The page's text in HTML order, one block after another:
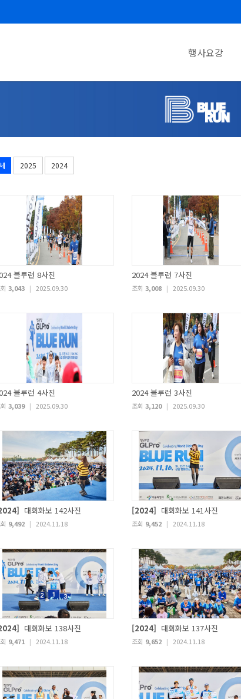
행사요강
2025 2024
블루런 8사진
3,043 | 2025.09.30
2024 블루런 7사진
조회 3,008 | 2025.09.30
블루런 4사진
3,039 | 2025.09.30
2024 블루런 3사진
조회 3,120 | 2025.09.30
대회화보 142사진
9,492 | 2024.11.18
[2024] 대회화보 141사진
조회 9,452 | 2024.11.18
대회화보 138사진
9,471 | 2024.11.18
[2024] 대회화보 137사진
조회 9,652 | 2024.11.18